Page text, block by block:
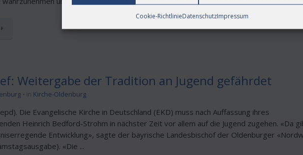
Cookie-RichtlinieDatenschutzImpressum
Weitergabe der Tradition an Jugend gefährdet
in Kirche-Oldenburg
Die Evangelische Kirche in Deutschland (EKD) muss nach Auffassung ihres
Heinrich Bedford-Strohm in nächster Zeit vor allem auf die Jugend zugehen. «Da
Entwicklung», sagte der bayrische Landesbischof der Oldenburger
«Die ...